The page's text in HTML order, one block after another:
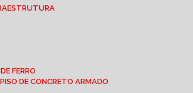
FERRO
PISO DE CONCRETO ARMADO